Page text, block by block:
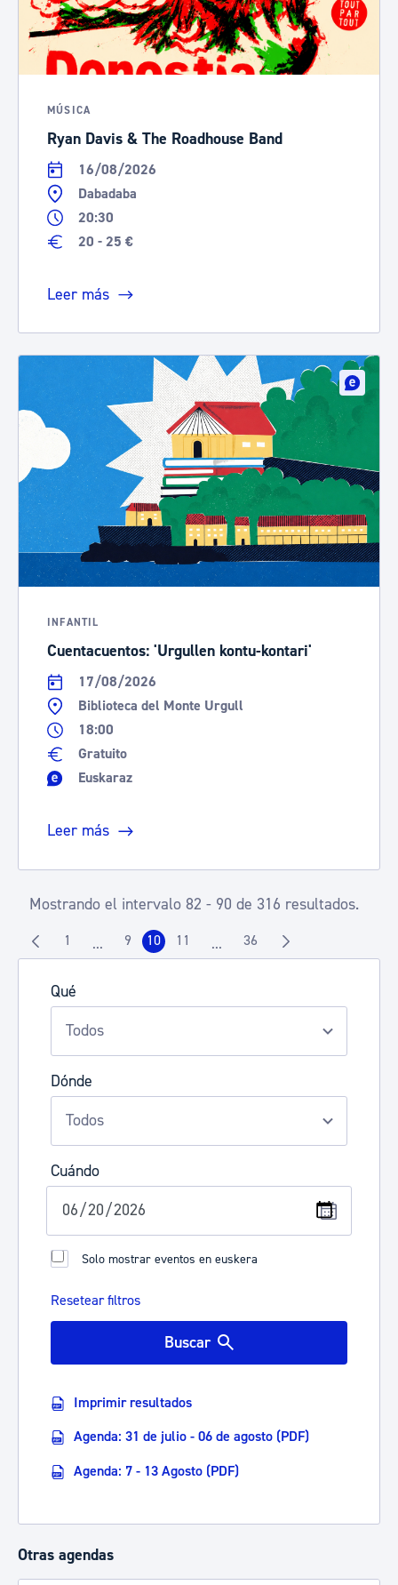
Qué
Dónde
Cuándo
Solo mostrar eventos en euskera
Resetear filtros
Buscar
Imprimir resultados
Agenda: 31 de julio - 06 de agosto (PDF)
Agenda: 7 - 13 Agosto (PDF)
Otras agendas
MÚSICA
Ryan Davis & The Roadhouse Band
16/08/2026
Dabadaba
20:30
20 - 25 €
Leer más
INFANTIL
Cuentacuentos: 'Urgullen kontu-kontari'
17/08/2026
Biblioteca del Monte Urgull
18:00
Gratuito
Euskaraz
Leer más
Mostrando el intervalo 82 - 90 de 316 resultados.
Página
1 ...Páginas intermedias Use TAB para desplazarse.
Página
9 Página
10 Página
11 ...Páginas intermedias Use TAB
Página
36